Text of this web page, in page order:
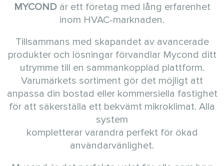
MYCONDär ett företag med lång erfarenhet
inom HVAC-marknaden.
Tillsammans med skapandet av avancerade
produkter och lösningar förvandlar Mycond ditt
utrymme till en sammankopplad plattform.
Varumärkets sortiment gör det möjligt att
anpassa din bostad eller kommersiella fastighet
för att säkerställa ett bekvämt mikroklimat. Alla
system
kompletterar varandra perfekt för ökad
användarvänlighet.